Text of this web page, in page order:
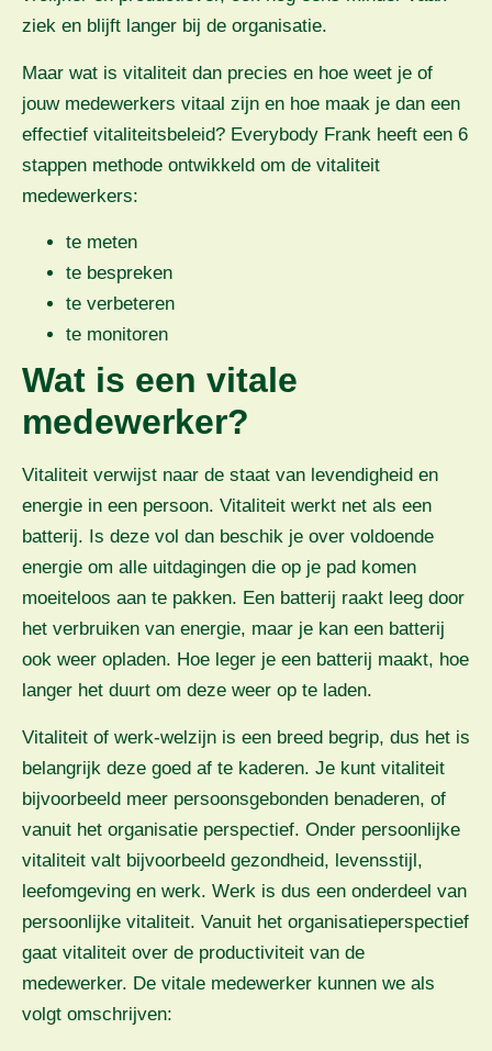
ziek en blijft langer bij de organisatie.
Maar wat is vitaliteit dan precies en hoe weet je of
jouw medewerkers vitaal zijn en hoe maak je dan een
effectief vitaliteitsbeleid? Everybody Frank heeft een 6
stappen methode ontwikkeld om de vitaliteit
medewerkers:
te meten
te bespreken
te verbeteren
te monitoren
Wat is een vitale
medewerker?
Vitaliteit verwijst naar de staat van levendigheid en
energie in een persoon. Vitaliteit werkt net als een
batterij. Is deze vol dan beschik je over voldoende
energie om alle uitdagingen die op je pad komen
moeiteloos aan te pakken. Een batterij raakt leeg door
het verbruiken van energie, maar je kan een batterij
ook weer opladen. Hoe leger je een batterij maakt, hoe
langer het duurt om deze weer op te laden.
Vitaliteit of werk-welzijn is een breed begrip, dus het is
belangrijk deze goed af te kaderen. Je kunt vitaliteit
bijvoorbeeld meer persoonsgebonden benaderen, of
vanuit het organisatie perspectief. Onder persoonlijke
vitaliteit valt bijvoorbeeld gezondheid, levensstijl,
leefomgeving en werk. Werk is dus een onderdeel van
persoonlijke vitaliteit. Vanuit het organisatieperspectief
gaat vitaliteit over de productiviteit van de
medewerker. De vitale medewerker kunnen we als
volgt omschrijven: